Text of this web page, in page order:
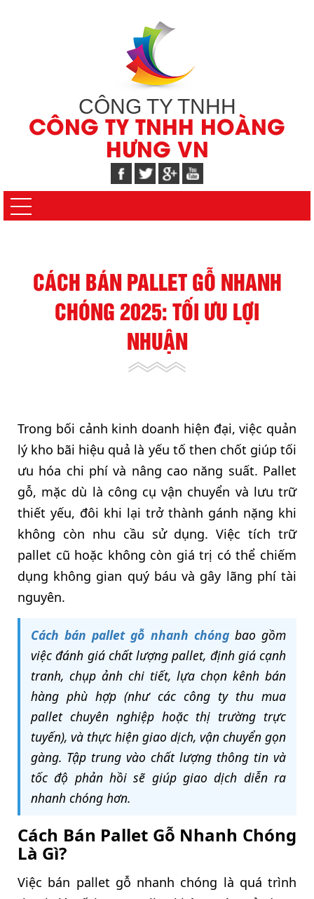
CÔNG TY TNHH
CÔNG TY TNHH HOÀNG
HƯNG VN
CÁCH BÁN PALLET GỖ NHANH
CHÓNG 2025: TỐI ƯU LỢI
NHUẬN
Trong bối cảnh kinh doanh hiện đại, việc quản
lý kho bãi hiệu quả là yếu tố then chốt giúp tối
ưu hóa chi phí và nâng cao năng suất. Pallet
gỗ, mặc dù là công cụ vận chuyển và lưu trữ
thiết yếu, đôi khi lại trở thành gánh nặng khi
không còn nhu cầu sử dụng. Việc tích trữ
pallet cũ hoặc không còn giá trị có thể chiếm
dụng không gian quý báu và gây lãng phí tài
nguyên.
Cách bán pallet gỗ nhanh chóngbao gồm
việc đánh giá chất lượng pallet, định giá cạnh
tranh, chụp ảnh chi tiết, lựa chọn kênh bán
hàng phù hợp (như các công ty thu mua
pallet chuyên nghiệp hoặc thị trường trực
tuyến), và thực hiện giao dịch, vận chuyển gọn
gàng. Tập trung vào chất lượng thông tin và
tốc độ phản hồi sẽ giúp giao dịch diễn ra
nhanh chóng hơn.
Cách Bán Pallet Gỗ Nhanh Chóng
Là Gì?
Việc bán pallet gỗ nhanh chóng là quá trình